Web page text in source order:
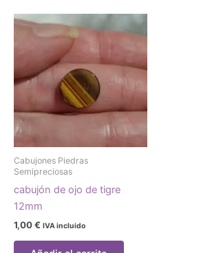
Cabujones Piedras
Semipreciosas
cabujón de ojo de tigre
12mm
1,00€ IVA incluido